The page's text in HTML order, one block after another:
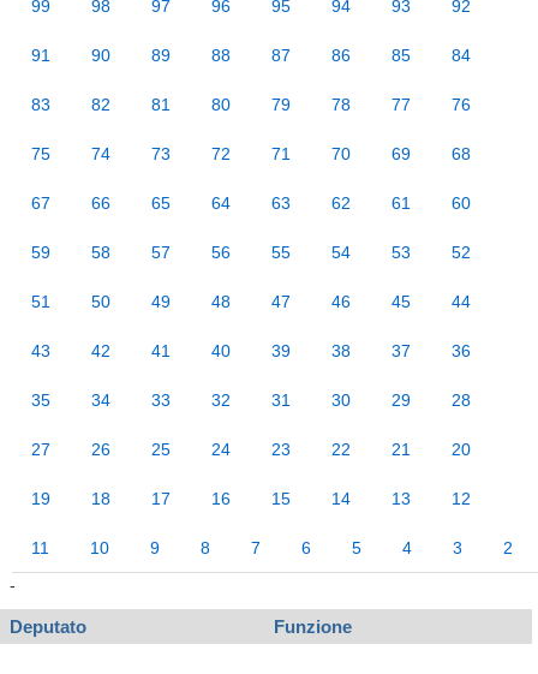
99 98 97 96 95 94 93 92
91 90 89 88 87 86 85 84
83 82 81 80 79 78 77 76
75 74 73 72 71 70 69 68
67 66 65 64 63 62 61 60
59 58 57 56 55 54 53 52
51 50 49 48 47 46 45 44
43 42 41 40 39 38 37 36
35 34 33 32 31 30 29 28
27 26 25 24 23 22 21 20
19 18 17 16 15 14 13 12
11 10 9 8 7 6 5 4 3
2
-
Deputato Funzione